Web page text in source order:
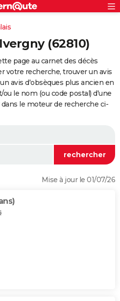
(62810)
page au carnet des décès
votre recherche, trouver un avis
avis d'obsèques plus ancien en
le nom (ou code postal) d'une
le moteur de recherche ci-
Mise à jour le 01/07/26